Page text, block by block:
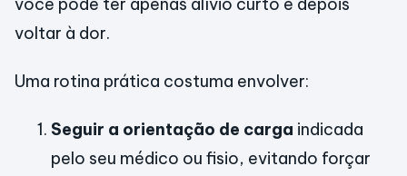
você pode ter apenas alívio curto e depois
voltar à dor.
Uma rotina prática costuma envolver:
Seguir a orientação de carga indicada
pelo seu médico ou fisio, evitando forçar